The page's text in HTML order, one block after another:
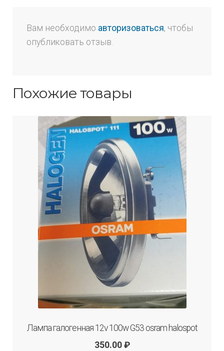
Вам необходимо авторизоваться, чтобы
опубликовать отзыв.
Похожие товары
Лампа галогенная 12v 100w G53 osram halospot
350.00 ₽